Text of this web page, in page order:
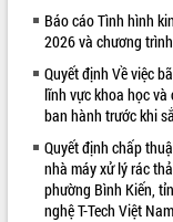
VIDEO
Không có file video nào
ALBUM ẢNH
Báo cáo Tình hình
2026 và chương
Quyết định Về việc
lĩnh vực khoa học
ban hành trước khi
Quyết định chấp
nhà máy xử lý rác
phường Bình Kiến,
nghệ T-Tech Việt Nam